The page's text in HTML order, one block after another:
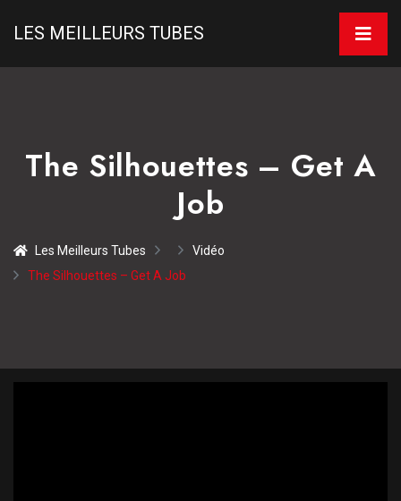
LES MEILLEURS TUBES
The Silhouettes – Get A
Job
Les Meilleurs Tubes
Vidéo
The Silhouettes – Get A Job